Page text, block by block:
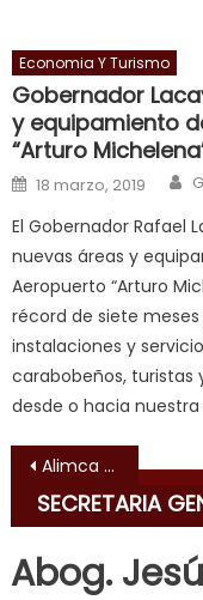
long
hard
fuck,
सच
ह
स
ल
म
य
ह,
dancer
milf,
de
Economia Y Turismo
Gobernador
y equipamiento
“Arturo
Posted on
18 marzo, 2019
El Gobernador Rafael
nuevas áreas y
Aeropuerto “Arturo
récord de siete
instalaciones y
carabobeños, turistas
desde o hacia
Alimca entregó 15.012 combos Clap a familias de San Joaquín, Carlos Arvelo y Valencia
SECRETARIA
Abog.